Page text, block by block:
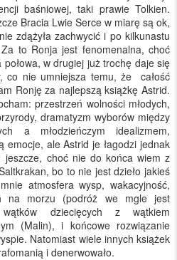
baśniowej, taki prawie Tolkien.
Bracia Lwie Serce w miarę są ok,
zdążyła zachwycić i po kilkunastu
to Ronja jest fenomenalna, choć
w drugiej już trochę daje się
co nie umniejsza temu, że całość
Ronję za najlepszą książkę Astrid.
przestrzeń wolności młodych,
dramatyzm wyborów między
a młodzieńczym idealizmem,
emocje, ale Astrid je łagodzi jednak
choć nie do końca wiem z
bo to nie jest dzieło jakieś
atmosfera wysp, wakacyjność,
na morzu (podróż we mgle jest
wątków dziecięcych z wątkiem
(Malin), i końcowe rozwiązanie
Natomiast wiele innych książek
i denerwowało.